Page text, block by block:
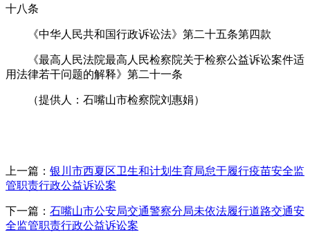
十八条
《中华人民共和国行政诉讼法》第二十五条第四款
《最高人民法院最高人民检察院关于检察公益诉讼案件适
用法律若干问题的解释》第二十一条
（提供人：石嘴山市检察院刘惠娟）
上一篇： 银川市西夏区卫生和计划生育局怠于履行疫苗安全监
管职责行政公益诉讼案
下一篇： 石嘴山市公安局交通警察分局未依法履行道路交通安
全监管职责行政公益诉讼案